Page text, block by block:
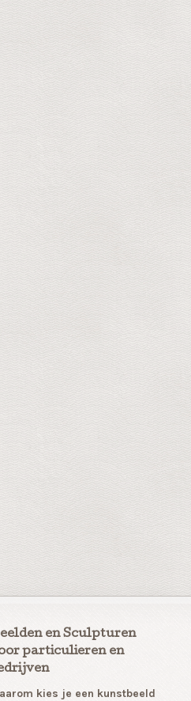
en Sculpturen
particulieren en
kies je een kunstbeeld